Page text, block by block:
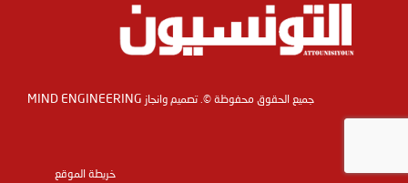
جميع الحقوق محفوظة ©. تصميم وانجاز MIND ENGINEERING
خريطة الموقع